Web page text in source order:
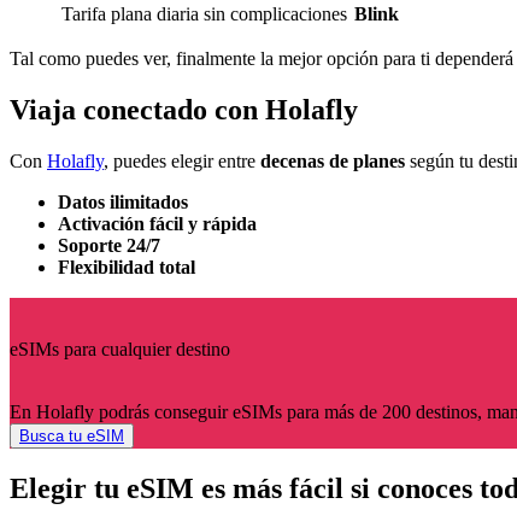
Tarifa plana diaria sin complicaciones Blink
Tal como puedes ver, finalmente la mejor opción para ti
Viaja conectado con Holafly
Con Holafly, puedes elegir entre decenas de planes según tu
Datos ilimitados
Activación fácil y rápida
Soporte 24/7
Flexibilidad total
eSIMs para cualquier destino
En Holafly podrás conseguir eSIMs para más de 200 destinos,
Busca tu eSIM
Elegir tu eSIM es más fácil si conoces